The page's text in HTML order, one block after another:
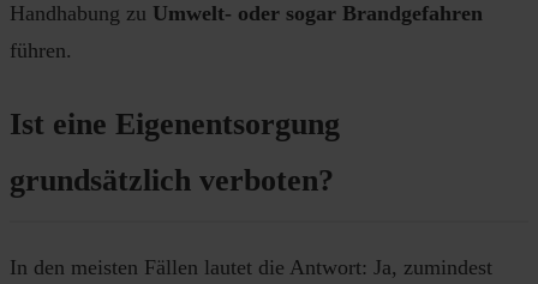
Handhabung zu Umwelt- oder sogar Brandgefahren
führen.
Ist eine Eigenentsorgung
grundsätzlich verboten?
In den meisten Fällen lautet die Antwort: Ja, zumindest